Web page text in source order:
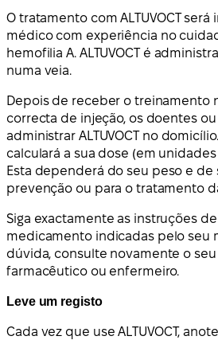
O tratamento com ALTUVOCT
médico com experiência no
hemofilia A. ALTUVOCT é
numa veia.
Depois de receber o treinamento
correcta de injeção, os doentes
administrar ALTUVOCT no
calculará a sua dose (em
Esta dependerá do seu peso e de
prevenção ou para o tratamento
Siga exactamente as instruções
medicamento indicadas pelo seu
dúvida, consulte novamente o
farmacêutico ou enfermeiro.
Leve um registo
Cada vez que use ALTUVOCT,